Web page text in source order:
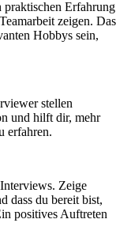
praktischen Erfahrung
zeigen. Das
Hobbys sein,
stellen
und hilft dir, mehr
erfahren.
Zeige
dass du bereit bist,
positives Auftreten